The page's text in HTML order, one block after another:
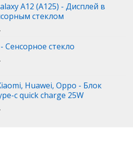
A12 (A125) - Дисплей в
стеклом
Сенсорное стекло
Huawei, Oppo - Блок
c quick charge 25W